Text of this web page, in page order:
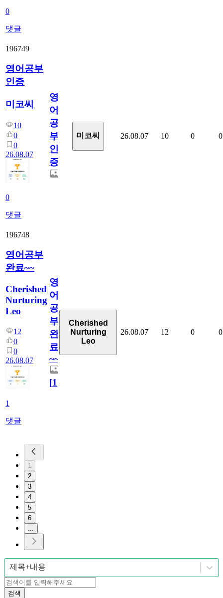
0
댓글
196749
영어공부
인증
미코씨
10
0
0
26.08.07
0
댓글
영
어
공
부
인
증
미코씨 26.08.07 10 0 0
196748
영어공부
완료~~
Cherished
Nurturing
Leo
12
0
0
26.08.07
1
댓글
영
어
공
부
완
료
~~
[1]
Cherished
Nurturing
Leo
26.08.07 12 0 0
1
2
3
4
5
6
제목+내용
검색